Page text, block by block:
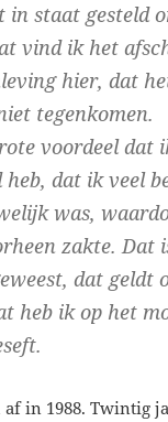
in staat gesteld
vind ik het
hier, dat
tegenkomen.
voordeel dat
heb, dat ik veel
was,
zakte. Dat
dat geldt
heb ik op het
af in 1988. Twintig